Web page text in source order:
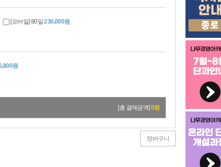
[모바일] 80일230,000원
원
[총 결제금액]0원
장바구니